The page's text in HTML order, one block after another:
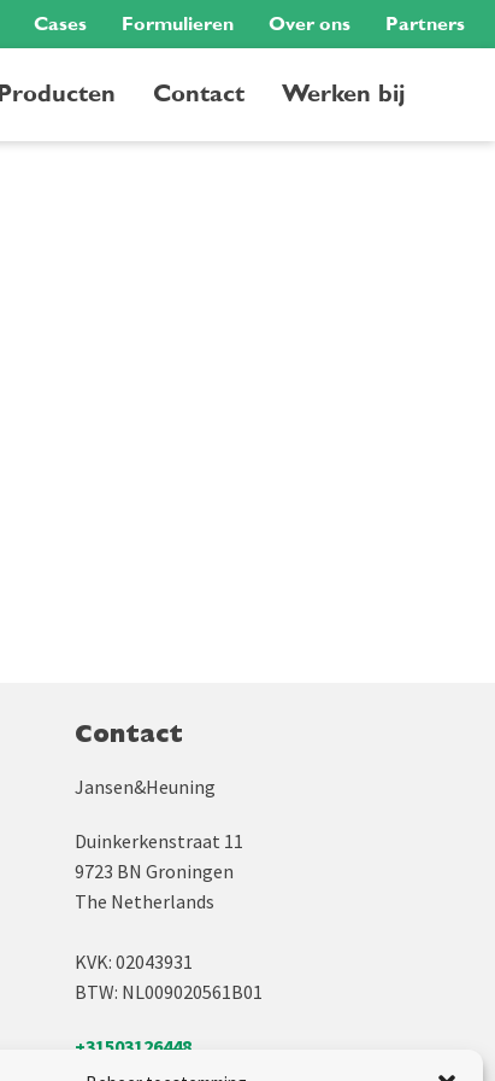
Cases Formulieren Over ons Partners
Producten Contact Werken bij
Contact
Jansen&Heuning
Duinkerkenstraat 11
9723 BN Groningen
The Netherlands
KVK: 02043931
BTW: NL009020561B01
+31503126448
sales@jh.nl